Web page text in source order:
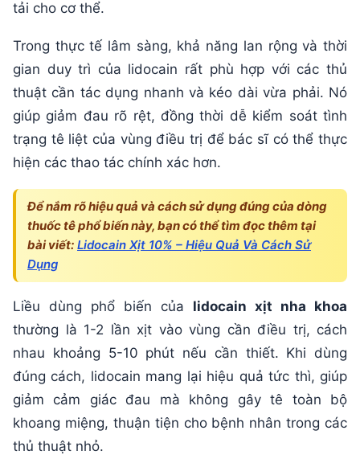
tải cho cơ thể.
Trong thực tế lâm sàng, khả năng lan rộng và thời
gian duy trì của lidocain rất phù hợp với các thủ
thuật cần tác dụng nhanh và kéo dài vừa phải. Nó
giúp giảm đau rõ rệt, đồng thời dễ kiểm soát tình
trạng tê liệt của vùng điều trị để bác sĩ có thể thực
hiện các thao tác chính xác hơn.
Để nắm rõ hiệu quả và cách sử dụng đúng của dòng
thuốc tê phổ biến này, bạn có thể tìm đọc thêm tại
bài viết: Lidocain Xịt 10% – Hiệu Quả Và Cách Sử
Dụng
Liều dùng phổ biến của lidocain xịt nha khoa
thường là 1-2 lần xịt vào vùng cần điều trị, cách
nhau khoảng 5-10 phút nếu cần thiết. Khi dùng
đúng cách, lidocain mang lại hiệu quả tức thì, giúp
giảm cảm giác đau mà không gây tê toàn bộ
khoang miệng, thuận tiện cho bệnh nhân trong các
thủ thuật nhỏ.